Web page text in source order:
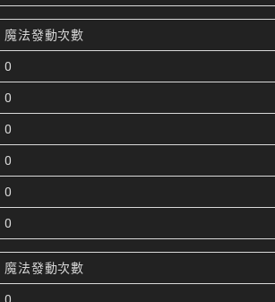
魔法發動次數
0
0
0
0
0
0
魔法發動次數
0